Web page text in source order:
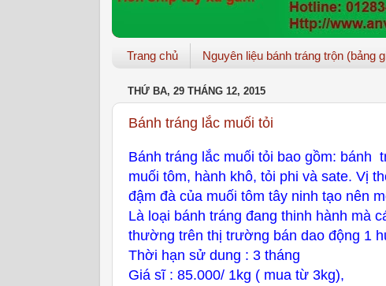
Trang chủ Nguyên liệu bánh tráng trộn (bảng
THỨ BA, 29 THÁNG 12, 2015
Bánh tráng lắc muối tỏi
Bánh tráng lắc muối tỏi bao gồm: bánh
muối tôm, hành khô, tỏi phi và sate. Vị
đậm đà của muối tôm tây ninh tạo nên
Là loại bánh tráng đang thinh hành mà
thường trên thị trường bán dao động 1
Thời hạn sử dung : 3 tháng
Giá sĩ : 85.000/ 1kg ( mua từ 3kg),